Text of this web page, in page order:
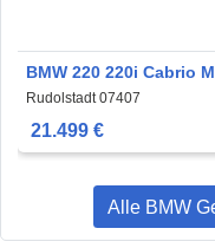
BMW 220 220i Cabrio M
paket 34000Km
Rudolstadt 07407
21.499 €
Alle BMW